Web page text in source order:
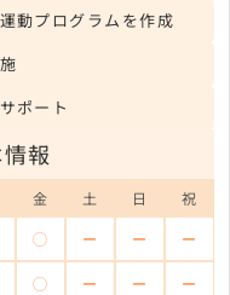
動プログラムを作成
ポート
報
金 土 日 祝
◯ ー ー ー
◯ ー ー ー